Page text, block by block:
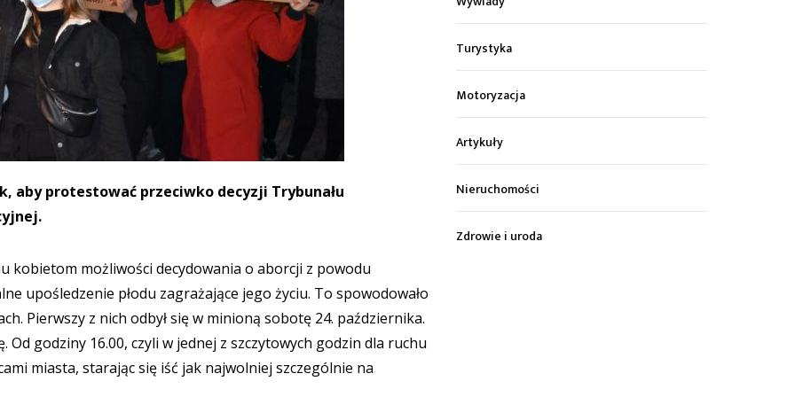
aby protestować przeciwko decyzji Trybunału
kobietom możliwości decydowania o aborcji z powodu
upośledzenie płodu zagrażające jego życiu. To spowodowało
Pierwszy z nich odbył się w minioną sobotę 24. października.
Od godziny 16.00, czyli w jednej z szczytowych godzin dla ruchu
miasta, starając się iść jak najwolniej szczególnie na
Turystyka
Motoryzacja
Artykuły
Nieruchomości
Zdrowie i uroda